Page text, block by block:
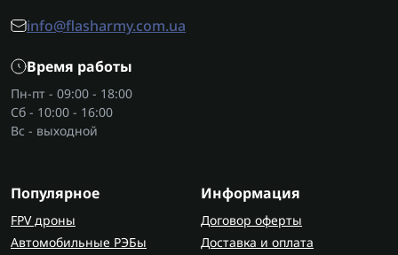
info@flasharmy.com.ua
Время работы
Пн-пт - 09:00 - 18:00
Сб - 10:00 - 16:00
Вс - выходной
Популярное
FPV дроны
Автомобильные РЭБы
Информация
Договор оферты
Доставка и оплата